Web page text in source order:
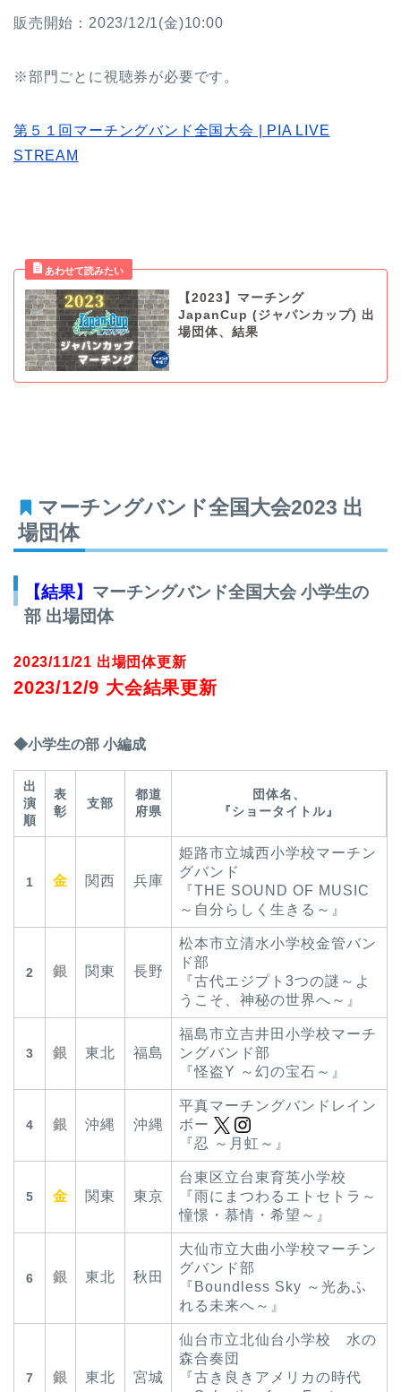
販売開始：2023/12/1(金)10:00
※部門ごとに視聴券が必要です。
第５１回マーチングバンド全国大会 | PIA LIVE
STREAM
【2023】マーチング
JapanCup (ジャパンカップ) 出
場団体、結果
マーチングバンド全国大会2023 出
場団体
【結果】 マーチングバンド全国大会 小学生の
部 出場団体
2023/11/21 出場団体更新
2023/12/9 大会結果更新
◆小学生の部 小編成
出
演
順
表
彰
支部
都道
府県
団体名、
『ショータイトル』
1 金 関西 兵庫
姫路市立城西小学校マーチン
グバンド
『THE SOUND OF MUSIC
～自分らしく生きる～』
2 銀 関東 長野
松本市立清水小学校金管バン
ド部
『古代エジプト3つの謎～よ
うこそ、神秘の世界へ～』
3 銀 東北 福島
福島市立吉井田小学校マーチ
ングバンド部
『怪盗Y ～幻の宝石～』
4 銀 沖縄 沖縄
平真マーチングバンドレイン
ボー
『忍 ～月虹～』
5 金 関東 東京
台東区立台東育英小学校
『雨にまつわるエトセトラ～
憧憬・慕情・希望～』
6 銀 東北 秋田
大仙市立大曲小学校マーチン
グバンド部
『Boundless Sky ～光あふ
れる未来へ～』
7 銀 東北 宮城
仙台市立北仙台小学校 水の
森合奏団
『古き良きアメリカの時代